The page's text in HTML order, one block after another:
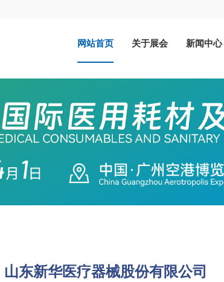
网站首页 关于展会 新闻中心
山东新华医疗器械股份有限公司